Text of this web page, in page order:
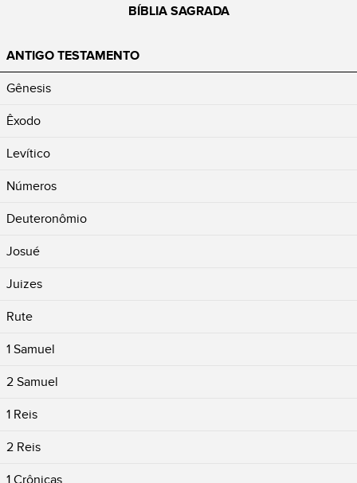
BÍBLIA SAGRADA
ANTIGO TESTAMENTO
Gênesis
Êxodo
Levítico
Números
Deuteronômio
Josué
Juizes
Rute
1 Samuel
2 Samuel
1 Reis
2 Reis